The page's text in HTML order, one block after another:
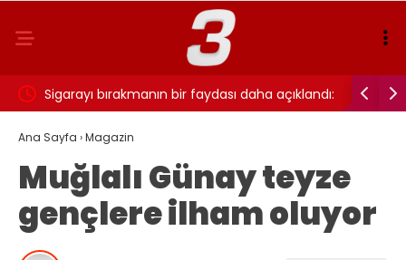
Sigarayı bırakmanın bir faydası daha açıklandı:
Beyin sağlığı için 7 yıl detayı dikkat çekti
Ana Sayfa ›Magazin
Muğlalı Günay teyze
gençlere ilham oluyor